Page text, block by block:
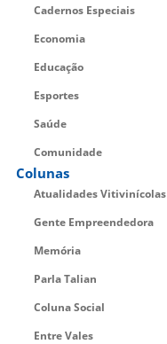
Cadernos Especiais
Economia
Educação
Esportes
Saúde
Comunidade
Colunas
Atualidades Vitivinícolas
Gente Empreendedora
Memória
Parla Talian
Coluna Social
Entre Vales